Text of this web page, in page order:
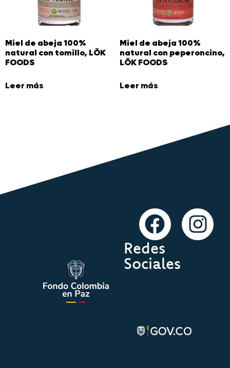
Miel de abeja 100%
natural con tomillo, LÖK
FOODS
Leer más
Miel de abeja 100%
natural con peperoncino,
LÖK FOODS
Leer más
Redes
Sociales